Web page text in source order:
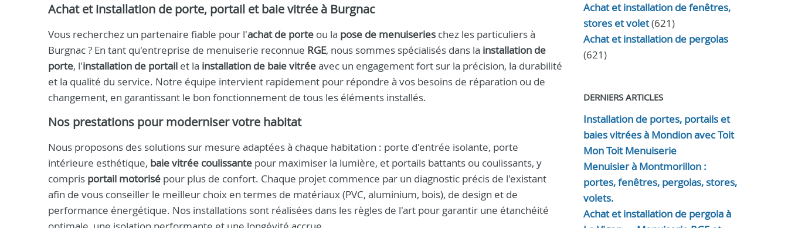
Achat et installation de porte, portail et baie vitrée à Burgnac
Vous recherchez un partenaire fiable pour l'achat de porte ou la pose de menuiseries chez les particuliers à
Burgnac ? En tant qu'entreprise de menuiserie reconnue RGE, nous sommes spécialisés dans la installation de
porte, l'installation de portail et la installation de baie vitréeavec un engagement fort sur la précision, la durabilité
et la qualité du service. Notre équipe intervient rapidement pour répondre à vos besoins de réparation ou de
changement, en garantissant le bon fonctionnement de tous les éléments installés.
Nos prestations pour moderniser votre habitat
Nous proposons des solutions sur mesure adaptées à chaque habitation : porte d'entrée isolante, porte
intérieure esthétique, baie vitrée coulissante pour maximiser la lumière, et portails battants ou coulissants, y
compris portail motorisé pour plus de confort. Chaque projet commence par un diagnostic précis de l'existant
afin de vous conseiller le meilleur choix en termes de matériaux (PVC, aluminium, bois), de design et de
performance énergétique. Nos installations sont réalisées dans les règles de l'art pour garantir une étanchéité
Achat et installation de fenêtres,
stores et volet(621)
Achat et installation de pergolas
(621)
DERNIERS ARTICLES
Installation de portes, portails et
baies vitrées à Mondion avec Toit
Mon Toit Menuiserie
Menuisier à Montmorillon :
portes, fenêtres, pergolas, stores,
volets.
Achat et installation de pergola à